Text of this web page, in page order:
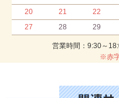
20
21 22
27
28 29
営業時間：9:30～
※赤